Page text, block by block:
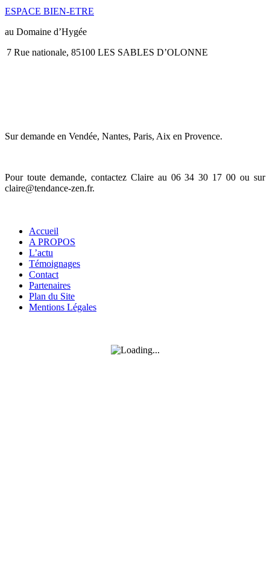
ESPACE BIEN-ETRE
au Domaine d’Hygée
7 Rue nationale, 85100 LES SABLES D’OLONNE
Sur demande en Vendée, Nantes, Paris, Aix en Provence.
Pour toute demande, contactez Claire au 06 34 30 17 00 ou sur
claire@tendance-zen.fr.
Accueil
A PROPOS
L’actu
Témoignages
Contact
Partenaires
Plan du Site
Mentions Légales